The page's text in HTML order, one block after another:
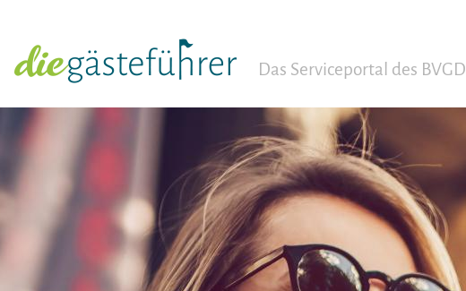
Das Serviceportal des BVGD